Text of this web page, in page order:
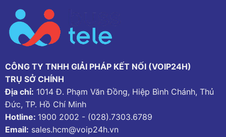
CÔNG TY TNHH GIẢI PHÁP KẾT NỐI (VOIP24H)
TRỤ SỞ CHÍNH
Địa chỉ: 1014 Đ. Phạm Văn Đồng, Hiệp Bình Chánh, Thủ
Đức, TP. Hồ Chí Minh
Hotline: 1900 2002 - (028).7303.6789
Email: sales.hcm@voip24h.vn